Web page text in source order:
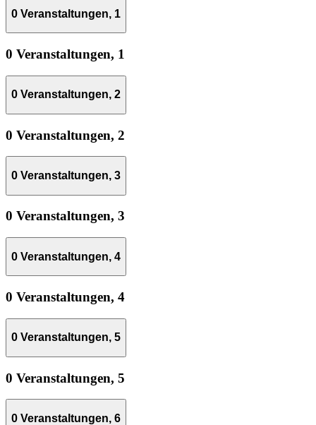
0 Veranstaltungen, 1
0 Veranstaltungen, 1
0 Veranstaltungen, 2
0 Veranstaltungen, 2
0 Veranstaltungen, 3
0 Veranstaltungen, 3
0 Veranstaltungen, 4
0 Veranstaltungen, 4
0 Veranstaltungen, 5
0 Veranstaltungen, 5
0 Veranstaltungen, 6